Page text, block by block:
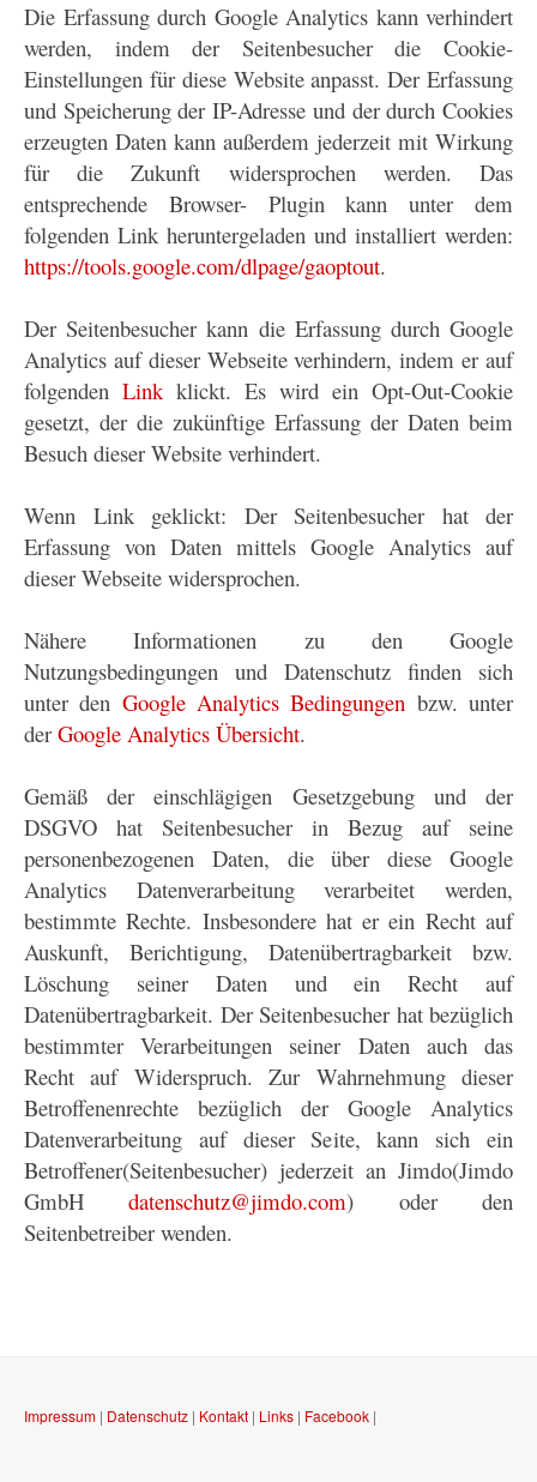
Die Erfassung durch Google Analytics kann verhindert
werden, indem der Seitenbesucher die Cookie-
Einstellungen für diese Website anpasst. Der Erfassung
und Speicherung der IP-Adresse und der durch Cookies
erzeugten Daten kann außerdem jederzeit mit Wirkung
für die Zukunft widersprochen werden. Das
entsprechende Browser- Plugin kann unter dem
folgenden Link heruntergeladen und installiert werden:
https://tools.google.com/dlpage/gaoptout.
Der Seitenbesucher kann die Erfassung durch Google
Analytics auf dieser Webseite verhindern, indem er auf
folgenden Linkklickt. Es wird ein Opt-Out-Cookie
gesetzt, der die zukünftige Erfassung der Daten beim
Besuch dieser Website verhindert.
Wenn Link geklickt: Der Seitenbesucher hat der
Erfassung von Daten mittels Google Analytics auf
dieser Webseite widersprochen.
Nähere Informationen zu den Google
Nutzungsbedingungen und Datenschutz finden sich
unter den Google Analytics Bedingungen bzw. unter
der Google Analytics Übersicht.
Gemäß der einschlägigen Gesetzgebung und der
DSGVO hat Seitenbesucher in Bezug auf seine
personenbezogenen Daten, die über diese Google
Analytics Datenverarbeitung verarbeitet werden,
bestimmte Rechte. Insbesondere hat er ein Recht auf
Auskunft, Berichtigung, Datenübertragbarkeit bzw.
Löschung seiner Daten und ein Recht auf
Datenübertragbarkeit. Der Seitenbesucher hat bezüglich
bestimmter Verarbeitungen seiner Daten auch das
Recht auf Widerspruch. Zur Wahrnehmung dieser
Betroffenenrechte bezüglich der Google Analytics
Datenverarbeitung auf dieser Seite, kann sich ein
Betroffener(Seitenbesucher) jederzeit an Jimdo(Jimdo
GmbHdatenschutz@jimdo.com) oder den
Seitenbetreiber wenden.
Impressum | Datenschutz | Kontakt | Links | Facebook |